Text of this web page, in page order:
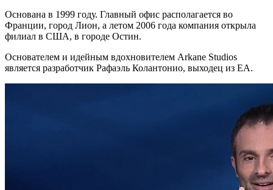
Основана в 1999 году. Главный офис располагается во
Франции, город Лион, а летом 2006 года компания открыла
филиал в США, в городе Остин.
Основателем и идейным вдохновителем Arkane Studios
является разработчик Рафаэль Колантонио, выходец из EA.